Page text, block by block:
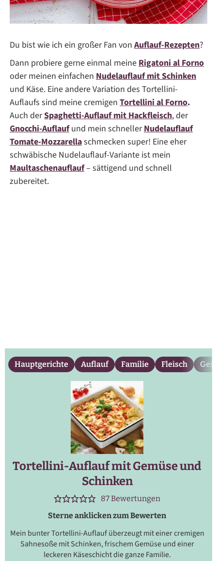
Du bist wie ich ein großer Fan von Auflauf-Rezepten?
Dann probiere gerne einmal meineRigatoni al Forno
oder meinen einfachen Nudelauflauf mit Schinken
und Käse. Eine andere Variation des Tortellini-
Auflaufs sind meine cremigen Tortellini al Forno.
Auch derSpaghetti-Auflauf mit Hackfleisch, der
Gnocchi-Auflaufund mein schnellerNudelauflauf
Tomate-Mozzarellaschmecken super! Eine eher
schwäbische Nudelauflauf-Variante ist mein
Maultaschenauflauf– sättigend und schnell
zubereitet.
Hauptgerichte Auflauf Familie Fleisch
Tortellini-Auflauf mit Gemüse und
Schinken
87Bewertungen
Sterne anklicken zum Bewerten
Mein bunter Tortellini-Auflauf überzeugt mit einer cremigen
Sahnesoße mit Schinken, frischem Gemüse und einer
leckeren Käseschicht die ganze Familie.